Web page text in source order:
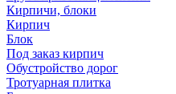
Кирпичи, блоки
Кирпич
Блок
Под заказ кирпич
Обустройство дорог
Тротуарная плитка